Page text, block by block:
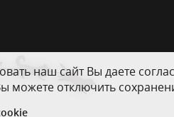
наш сайт Вы даете
можете отключить